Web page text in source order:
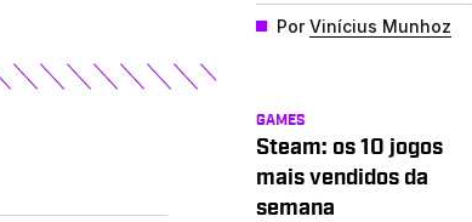
PorVinícius Munhoz
GAMES
Steam: os 10 jogos
mais vendidos da
semana